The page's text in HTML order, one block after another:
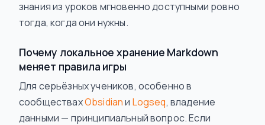
знания из уроков мгновенно доступными ровно
тогда, когда они нужны.
Почему локальное хранение Markdown
меняет правила игры
Для серьёзных учеников, особенно в
сообществахObsidianи Logseq, владение
данными — принципиальный вопрос. Если